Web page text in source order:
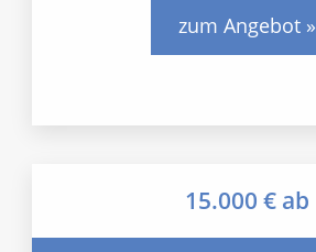
zum Angebot »
15.000 € ab